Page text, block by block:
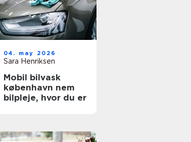
04. may 2026
Sara Henriksen
Mobil bilvask
københavn nem
bilpleje, hvor du er